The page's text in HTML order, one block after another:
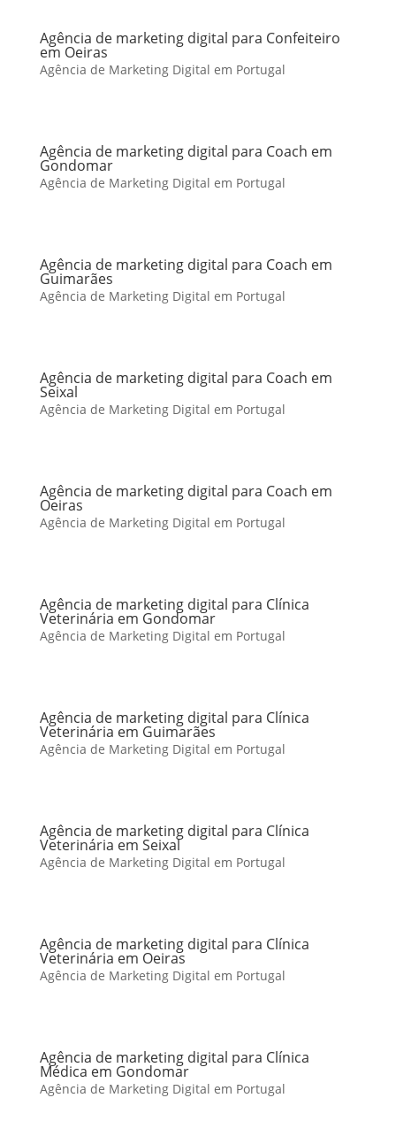
Agência de marketing digital para Confeiteiro
em Oeiras
Agência de Marketing Digital em Portugal
Agência de marketing digital para Coach em
Gondomar
Agência de Marketing Digital em Portugal
Agência de marketing digital para Coach em
Guimarães
Agência de Marketing Digital em Portugal
Agência de marketing digital para Coach em
Seixal
Agência de Marketing Digital em Portugal
Agência de marketing digital para Coach em
Oeiras
Agência de Marketing Digital em Portugal
Agência de marketing digital para Clínica
Veterinária em Gondomar
Agência de Marketing Digital em Portugal
Agência de marketing digital para Clínica
Veterinária em Guimarães
Agência de Marketing Digital em Portugal
Agência de marketing digital para Clínica
Veterinária em Seixal
Agência de Marketing Digital em Portugal
Agência de marketing digital para Clínica
Veterinária em Oeiras
Agência de Marketing Digital em Portugal
Agência de marketing digital para Clínica
Médica em Gondomar
Agência de Marketing Digital em Portugal